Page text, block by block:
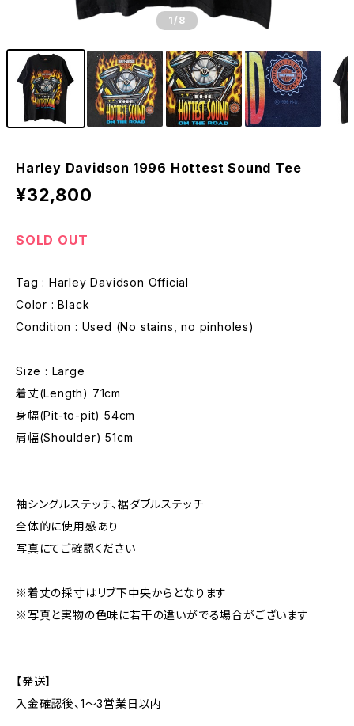
1 /8
Harley Davidson 1996 Hottest Sound Tee
¥32,800
SOLD OUT
Tag : Harley Davidson Official
Color : Black
Condition : Used (No stains, no pinholes)
Size : Large
着丈(Length) 71cm
身幅(Pit-to-pit) 54cm
肩幅(Shoulder) 51cm
袖シングルステッチ、裾ダブルステッチ
全体的に使用感あり
写真にてご確認ください
※着丈の採寸はリブ下中央からとなります
※写真と実物の色味に若干の違いがでる場合がございます
【発送】
入金確認後、1〜3営業日以内